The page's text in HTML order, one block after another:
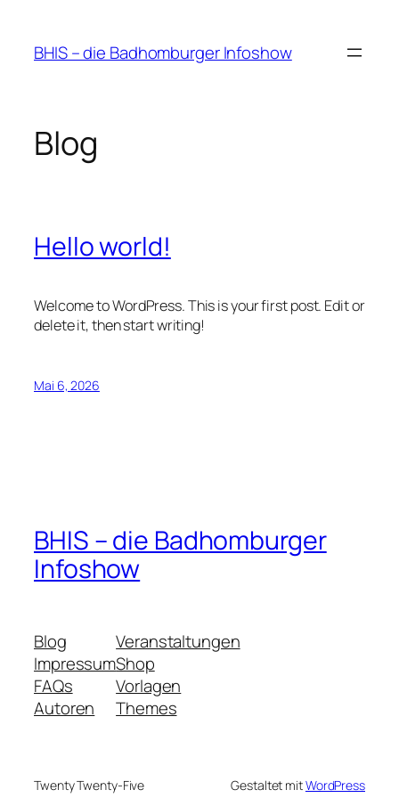
springen
BHIS – die Badhomburger Infoshow
Blog
Hello world!
Welcome to WordPress. This is your first post. Edit or
delete it, then start writing!
Mai 6, 2026
BHIS – die Badhomburger
Infoshow
Blog
Impressum
FAQs
Autoren
Veranstaltungen
Shop
Vorlagen
Themes
Twenty Twenty-Five Gestaltet mitWordPress